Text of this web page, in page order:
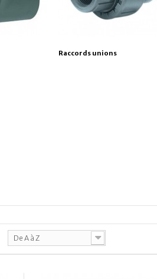
Raccords unions
De A à Z